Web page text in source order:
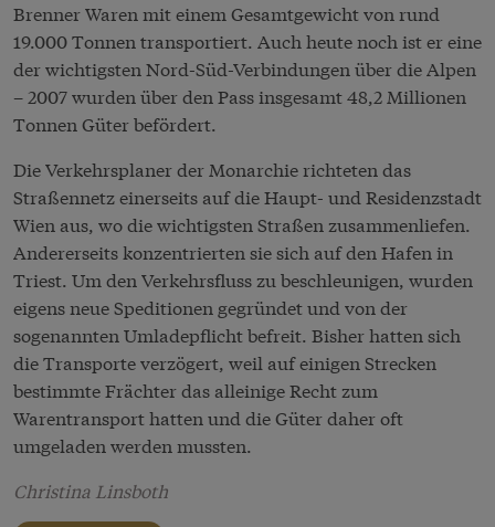
Brenner Waren mit einem Gesamtgewicht von rund
19.000 Tonnen transportiert. Auch heute noch ist er eine
der wichtigsten Nord-Süd-Verbindungen über die Alpen
– 2007 wurden über den Pass insgesamt 48,2 Millionen
Tonnen Güter befördert.
Die Verkehrsplaner der Monarchie richteten das
Straßennetz einerseits auf die Haupt- und Residenzstadt
Wien aus, wo die wichtigsten Straßen zusammenliefen.
Andererseits konzentrierten sie sich auf den Hafen in
Triest. Um den Verkehrsfluss zu beschleunigen, wurden
eigens neue Speditionen gegründet und von der
sogenannten Umladepflicht befreit. Bisher hatten sich
die Transporte verzögert, weil auf einigen Strecken
bestimmte Frächter das alleinige Recht zum
Warentransport hatten und die Güter daher oft
umgeladen werden mussten.
Christina Linsboth